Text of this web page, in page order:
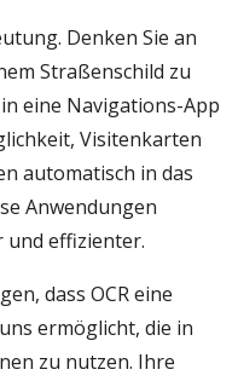
Denken Sie an
Straßenschild zu
eine Navigations-App
Visitenkarten
automatisch in das
Anwendungen
und effizienter.
dass OCR eine
ermöglicht, die in
zu nutzen. Ihre